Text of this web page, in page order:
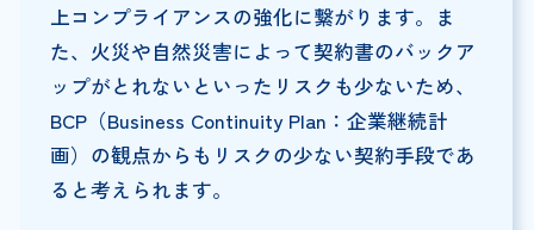
上コンプライアンスの強化に繋がります。ま
た、火災や自然災害によって契約書のバックア
ップがとれないといったリスクも少ないため、
BCP（Business Continuity Plan：企業継続計
画）の観点からもリスクの少ない契約手段であ
ると考えられます。